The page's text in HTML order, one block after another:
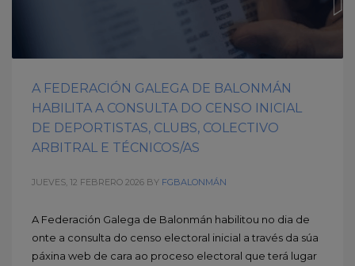
A FEDERACIÓN GALEGA DE BALONMÁN
HABILITA A CONSULTA DO CENSO INICIAL
DE DEPORTISTAS, CLUBS, COLECTIVO
ARBITRAL E TÉCNICOS/AS
JUEVES, 12 FEBRERO 2026 BY FGBALONMÁN
A Federación Galega de Balonmán habilitou no dia de
onte a consulta do censo electoral inicial a través da súa
páxina web de cara ao proceso electoral que terá lugar